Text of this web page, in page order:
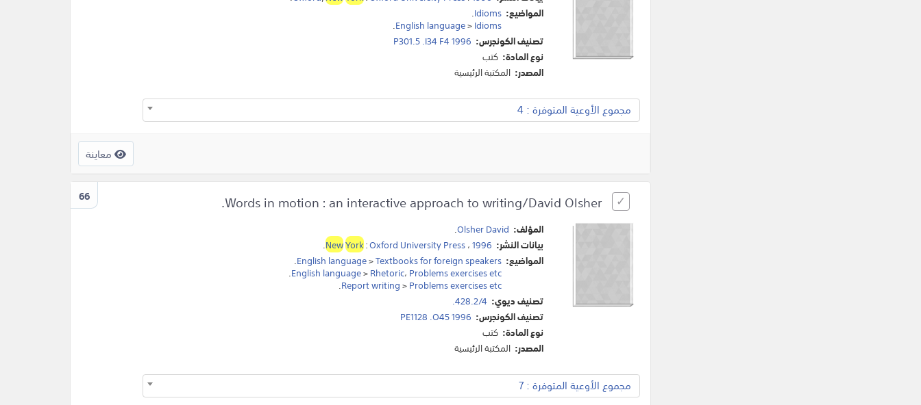
المواضيع: Idioms
.
English language>Idioms
.
تصنيف الكونجرس: P301.5 .I34 F4 1996
نوع المادة: كتب
المصدر: المكتبة الرئيسية
مجموع الأوعية المتوفرة : 4
معاينة
66 Words in motion : an interactive approach to writing/David Olsher.
المؤلف: Olsher David
.
بيانات النشر:
NewYork:Oxford University Press،1996
.
المواضيع:
English language>Textbooks for foreign speakers
.
English language>Rhetoric، Problems exercises etc
.
Report writing>Problems exercises etc
.
تصنيف ديوي: 428.2/4.
تصنيف الكونجرس: PE1128 .O45 1996
نوع المادة: كتب
المصدر: المكتبة الرئيسية
مجموع الأوعية المتوفرة : 7